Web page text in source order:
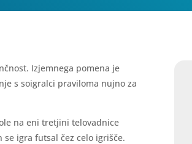
Izjemnega pomena je
s soigralci praviloma nujno za
na eni tretjini telovadnice
se igra futsal čez celo igrišče.